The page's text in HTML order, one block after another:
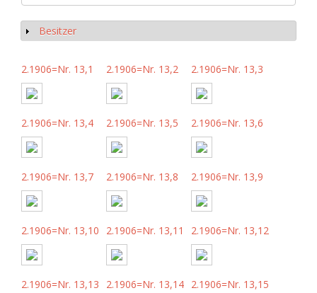
Anzeigen
Besitzer
2.1906=Nr. 13,1 2.1906=Nr. 13,2 2.1906=Nr. 13,3
2.1906=Nr. 13,4 2.1906=Nr. 13,5 2.1906=Nr. 13,6
2.1906=Nr. 13,7 2.1906=Nr. 13,8 2.1906=Nr. 13,9
2.1906=Nr. 13,10 2.1906=Nr. 13,11 2.1906=Nr. 13,12
2.1906=Nr. 13,13 2.1906=Nr. 13,14 2.1906=Nr. 13,15